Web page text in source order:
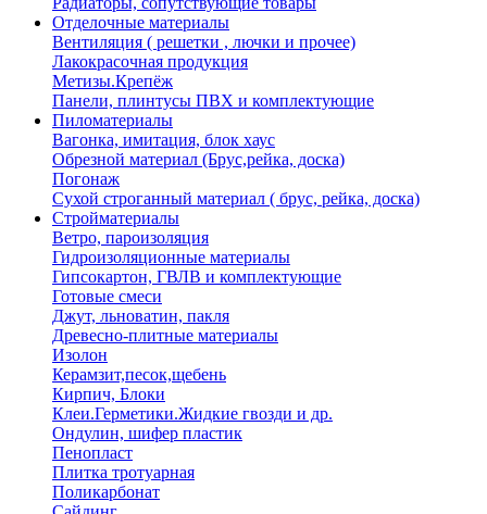
Отделочные материалы
Вентиляция ( решетки , лючки и прочее)
Лакокрасочная продукция
Метизы.Крепёж
Панели, плинтусы ПВХ и комплектующие
Пиломатериалы
Вагонка, имитация, блок хаус
Обрезной материал (Брус,рейка, доска)
Погонаж
Сухой строганный материал ( брус, рейка, доска)
Стройматериалы
Ветро, пароизоляция
Гидроизоляционные материалы
Гипсокартон, ГВЛВ и комплектующие
Готовые смеси
Джут, льноватин, пакля
Древесно-плитные материалы
Изолон
Керамзит,песок,щебень
Кирпич, Блоки
Клеи.Герметики.Жидкие гвозди и др.
Ондулин, шифер пластик
Пенопласт
Плитка тротуарная
Поликарбонат